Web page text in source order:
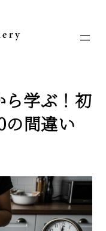
学ぶ！初
の間違い